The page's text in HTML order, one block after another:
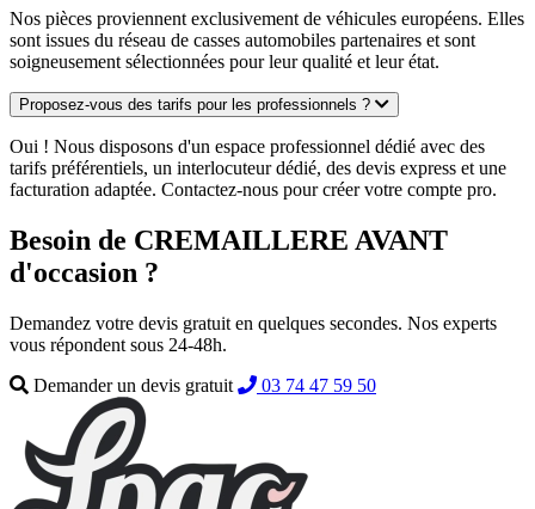
Nos pièces proviennent exclusivement de véhicules européens. Elles
sont issues du réseau de casses automobiles partenaires et sont
soigneusement sélectionnées pour leur qualité et leur état.
Proposez-vous des tarifs pour les professionnels ?
Oui ! Nous disposons d'un espace professionnel dédié avec des
tarifs préférentiels, un interlocuteur dédié, des devis express et une
facturation adaptée. Contactez-nous pour créer votre compte pro.
Besoin de CREMAILLERE AVANT
d'occasion ?
Demandez votre devis gratuit en quelques secondes. Nos experts
vous répondent sous 24-48h.
Demander un devis gratuit
03 74 47 59 50